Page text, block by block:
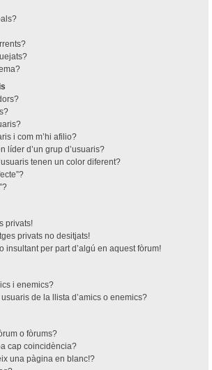
i com m’hi afilio?
líder d’un grup d’usuaris?
tenen un color diferent?
privats!
privats no desitjats!
insultant per part d’algú en aquest fòrum!
i enemics?
de la llista d’amics o enemics?
o fòrums?
cap coincidència?
una pàgina en blanc!?